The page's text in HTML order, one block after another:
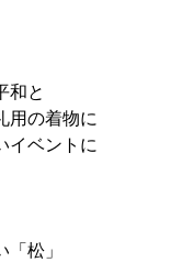
和と
用の着物に
イベントに
松」